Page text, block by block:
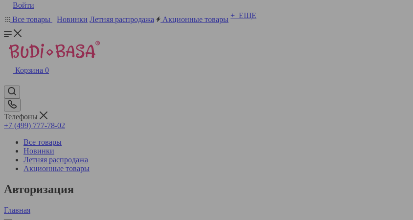
Войти
Все товары
Новинки Летняя распродажа Акционные товары + ЕЩЕ
Корзина 0
Телефоны
+7 (499) 777-78-02
Все товары
Новинки
Летняя распродажа
Акционные товары
Авторизация
Главная